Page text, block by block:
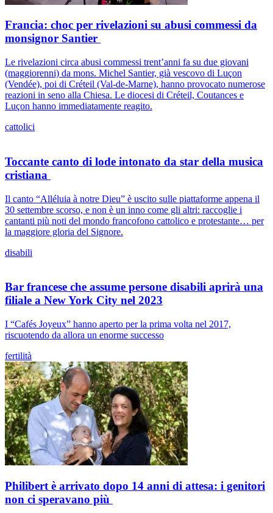
Francia: choc per rivelazioni su abusi commessi da
monsignor Santier
Le rivelazioni circa abusi commessi trent’anni fa su due giovani
(maggiorenni) da mons. Michel Santier, già vescovo di Luçon
(Vendée), poi di Créteil (Val-de-Marne), hanno provocato numerose
reazioni in seno alla Chiesa. Le diocesi di Créteil, Coutances e
Luçon hanno immediatamente reagito.
cattolici
Toccante canto di lode intonato da star della musica
cristiana
Il canto “Alléluia à notre Dieu” è uscito sulle piattaforme appena il
30 settembre scorso, e non è un inno come gli altri: raccoglie i
cantanti più noti del mondo francofono cattolico e protestante… per
la maggiore gloria del Signore.
disabili
Bar francese che assume persone disabili aprirà una
filiale a New York City nel 2023
I “Cafés Joyeux” hanno aperto per la prima volta nel 2017,
riscuotendo da allora un enorme successo
fertilità
Philibert è arrivato dopo 14 anni di attesa: i genitori
non ci speravano più